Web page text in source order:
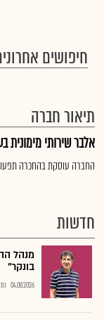
חיפושים
תיאור חברה
אלבר שירותי מימונית
החברה עוסקת בהחכרה
חדשות
מנהל
בונקר"
04.08.2026